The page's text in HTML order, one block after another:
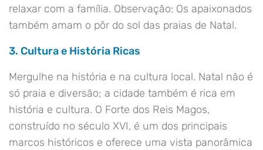
relaxar com a família. Observação: Os apaixonados
também amam o pôr do sol das praias de Natal.
3. Cultura e História Ricas
Mergulhe na história e na cultura local. Natal não é
só praia e diversão; a cidade também é rica em
história e cultura. O Forte dos Reis Magos,
construído no século XVI, é um dos principais
marcos históricos e oferece uma vista panorâmica